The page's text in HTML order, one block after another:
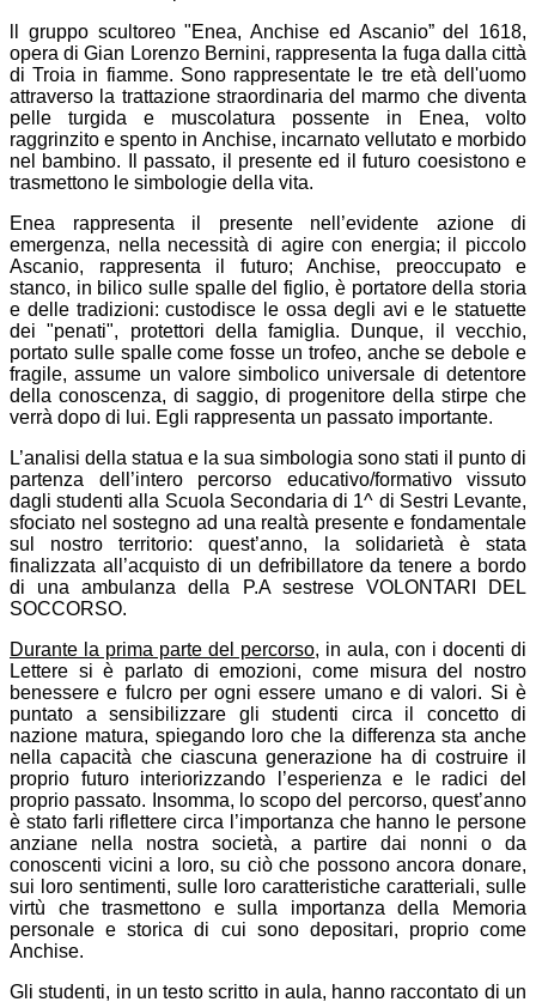
ll gruppo scultoreo "Enea, Anchise ed Ascanio” del 1618,
opera di Gian Lorenzo Bernini, rappresenta la fuga dalla città
di Troia in fiamme. Sono rappresentate le tre età dell'uomo
attraverso la trattazione straordinaria del marmo che diventa
pelle turgida e muscolatura possente in Enea, volto
raggrinzito e spento in Anchise, incarnato vellutato e morbido
nel bambino. Il passato, il presente ed il futuro coesistono e
trasmettono le simbologie della vita.
Enea rappresenta il presente nell’evidente azione di
emergenza, nella necessità di agire con energia; il piccolo
Ascanio, rappresenta il futuro; Anchise, preoccupato e
stanco, in bilico sulle spalle del figlio, è portatore della storia
e delle tradizioni: custodisce le ossa degli avi e le statuette
dei "penati", protettori della famiglia. Dunque, il vecchio,
portato sulle spalle come fosse un trofeo, anche se debole e
fragile, assume un valore simbolico universale di detentore
della conoscenza, di saggio, di progenitore della stirpe che
verrà dopo di lui. Egli rappresenta un passato importante.
L’analisi della statua e la sua simbologia sono stati il punto di
partenza dell’intero percorso educativo/formativo vissuto
dagli studenti alla Scuola Secondaria di 1^ di Sestri Levante,
sfociato nel sostegno ad una realtà presente e fondamentale
sul nostro territorio: quest’anno, la solidarietà è stata
finalizzata all’acquisto di un defribillatore da tenere a bordo
di una ambulanza della P.A sestrese VOLONTARI DEL
SOCCORSO.
Durante la prima parte del percorso, in aula, con i docenti di
Lettere si è parlato di emozioni, come misura del nostro
benessere e fulcro per ogni essere umano e di valori. Si è
puntato a sensibilizzare gli studenti circa il concetto di
nazione matura, spiegando loro che la differenza sta anche
nella capacità che ciascuna generazione ha di costruire il
proprio futuro interiorizzando l’esperienza e le radici del
proprio passato. Insomma, lo scopo del percorso, quest’anno
è stato farli riflettere circa l’importanza che hanno le persone
anziane nella nostra società, a partire dai nonni o da
conoscenti vicini a loro, su ciò che possono ancora donare,
sui loro sentimenti, sulle loro caratteristiche caratteriali, sulle
virtù che trasmettono e sulla importanza della Memoria
personale e storica di cui sono depositari, proprio come
Anchise.
Gli studenti, in un testo scritto in aula, hanno raccontato di un